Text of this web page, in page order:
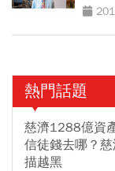
熱門話題
慈濟1288億資
信徒錢去哪？
描越黑